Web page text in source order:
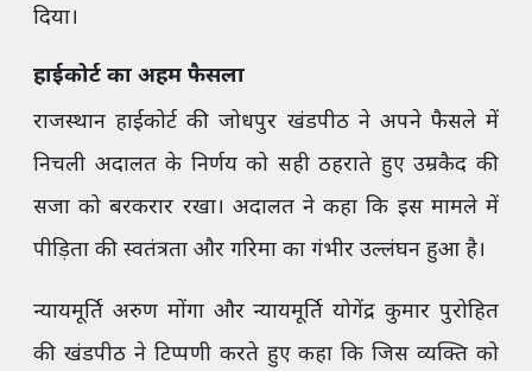
दिया।
हाईकोर्ट का अहम फैसला
राजस्थान हाईकोर्ट की जोधपुर खंडपीठ ने अपने फैसले में
निचली अदालत के निर्णय को सही ठहराते हुए उम्रकैद की
सजा को बरकरार रखा। अदालत ने कहा कि इस मामले में
पीड़िता की स्वतंत्रता और गरिमा का गंभीर उल्लंघन हुआ है।
न्यायमूर्ति अरुण मोंगा और न्यायमूर्ति योगेंद्र कुमार पुरोहित
की खंडपीठ ने टिप्पणी करते हुए कहा कि जिस व्यक्ति को